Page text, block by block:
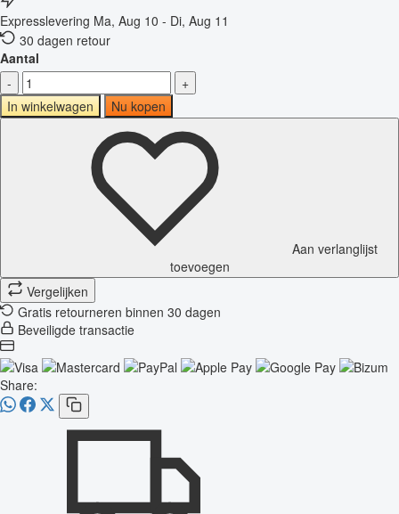
Expresslevering Ma, Aug 10 - Di, Aug 11
30 dagen retour
Aantal
-
+
In winkelwagen
Nu kopen
Aan verlanglijst
toevoegen
Vergelijken
Gratis retourneren binnen 30 dagen
Beveiligde transactie
Share: